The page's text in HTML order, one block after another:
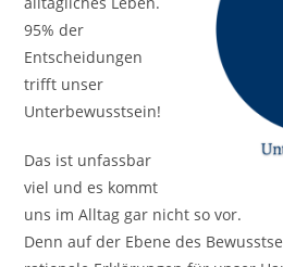
95% der
Entscheidungen
trifft unser
Unterbewusstsein!
Das ist unfassbar
viel und es kommt
uns im Alltag gar nicht so vor.
Denn auf der Ebene des